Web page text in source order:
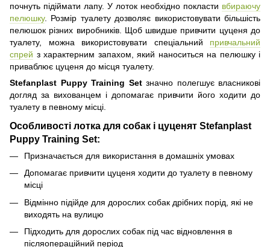
почнуть підіймати лапу. У лоток необхідно покласти вбираючу
пелюшку. Розмір туалету дозволяє використовувати більшість
пелюшок різних виробників. Щоб швидше привчити цуценя до
туалету, можна використовувати спеціальний привчальний
спрей з характерним запахом, який наноситься на пелюшку і
приваблює цуценя до місця туалету.
Stefanplast Puppy Training Set значно полегшує власникові
догляд за вихованцем і допомагає привчити його ходити до
туалету в певному місці.
Особливості лотка для собак і цуценят Stefanplast
Puppy Training Set:
Призначається для використання в домашніх умовах
Допомагає привчити цуценя ходити до туалету в певному
місці
Відмінно підійде для дорослих собак дрібних порід, які не
виходять на вулицю
Підходить для дорослих собак під час відновлення в
післяопераційний період